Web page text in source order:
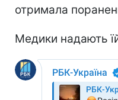
отримала
Медики надають